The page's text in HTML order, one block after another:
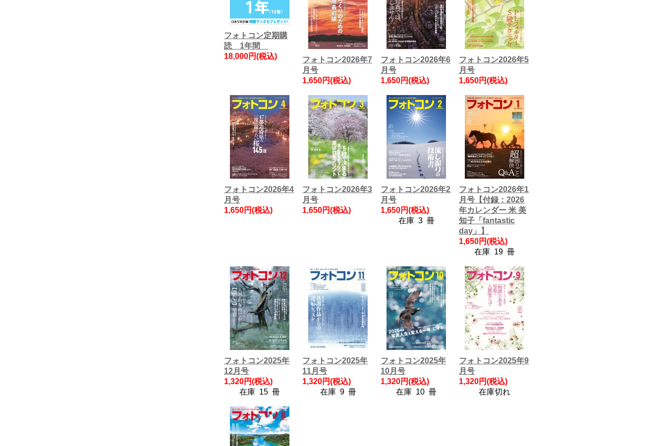
フォトコン定期購
読 1年間
18,000円(税込)
フォトコン2026年7
月号
1,650円(税込)
フォトコン2026年6
月号
1,650円(税込)
フォトコン2026年5
月号
1,650円(税込)
フォトコン2026年4
月号
1,650円(税込)
フォトコン2026年3
月号
1,650円(税込)
フォトコン2026年2
月号
1,650円(税込)
在庫 3 冊
フォトコン2026年1
月号【付録：2026
年カレンダー 米 美
知子「fantastic
day」】
1,650円(税込)
在庫 19 冊
フォトコン2025年
12月号
1,320円(税込)
在庫 15 冊
フォトコン2025年
11月号
1,320円(税込)
在庫 9 冊
フォトコン2025年
10月号
1,320円(税込)
在庫 10 冊
フォトコン2025年9
月号
1,320円(税込)
在庫切れ